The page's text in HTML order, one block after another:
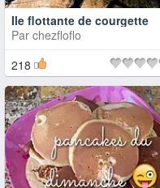
Ile flottante de courgette
Par chezfloflo
218